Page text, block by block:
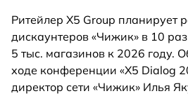
Ритейлер Х5 Group планирует
дискаунтеров «Чижик» в 10
5 тыс. магазинов к 2026 году.
ходе конференции «Х5 Dialog
директор сети «Чижик» Илья